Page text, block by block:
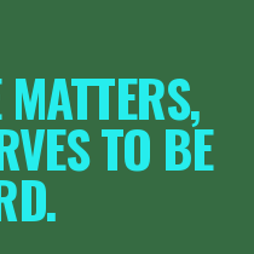
TO BE